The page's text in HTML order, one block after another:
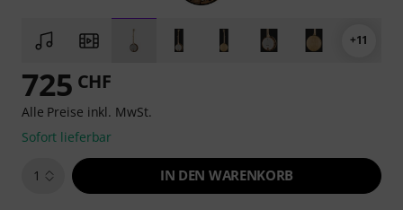
+11
725 CHF
Alle Preise inkl. MwSt.
Sofort lieferbar
1 IN DEN WARENKORB